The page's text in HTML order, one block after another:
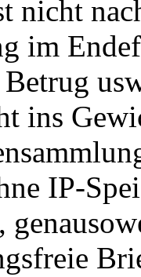
nicht
im
Betrug
ins
IP-